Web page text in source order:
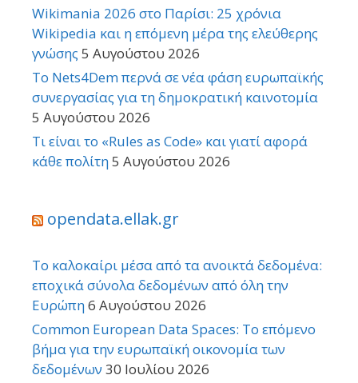
Wikimania 2026 στο Παρίσι: 25 χρόνια
Wikipedia και η επόμενη μέρα της ελεύθερης
γνώσης 5 Αυγούστου 2026
Το Nets4Dem περνά σε νέα φάση ευρωπαϊκής
συνεργασίας για τη δημοκρατική καινοτομία
5 Αυγούστου 2026
Τι είναι το «Rules as Code» και γιατί αφορά
κάθε πολίτη5 Αυγούστου 2026
opendata.ellak.gr
Το καλοκαίρι μέσα από τα ανοικτά δεδομένα:
εποχικά σύνολα δεδομένων από όλη την
Ευρώπη6 Αυγούστου 2026
Common European Data Spaces: Το επόμενο
βήμα για την ευρωπαϊκή οικονομία των
δεδομένων 30 Ιουλίου 2026